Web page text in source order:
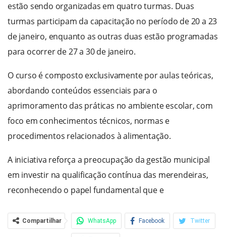
estão sendo organizadas em quatro turmas. Duas
turmas participam da capacitação no período de 20 a 23
de janeiro, enquanto as outras duas estão programadas
para ocorrer de 27 a 30 de janeiro.
O curso é composto exclusivamente por aulas teóricas,
abordando conteúdos essenciais para o
aprimoramento das práticas no ambiente escolar, com
foco em conhecimentos técnicos, normas e
procedimentos relacionados à alimentação.
A iniciativa reforça a preocupação da gestão municipal
em investir na qualificação contínua das merendeiras,
reconhecendo o papel fundamental que e
Compartilhar WhatsApp Facebook Twitter